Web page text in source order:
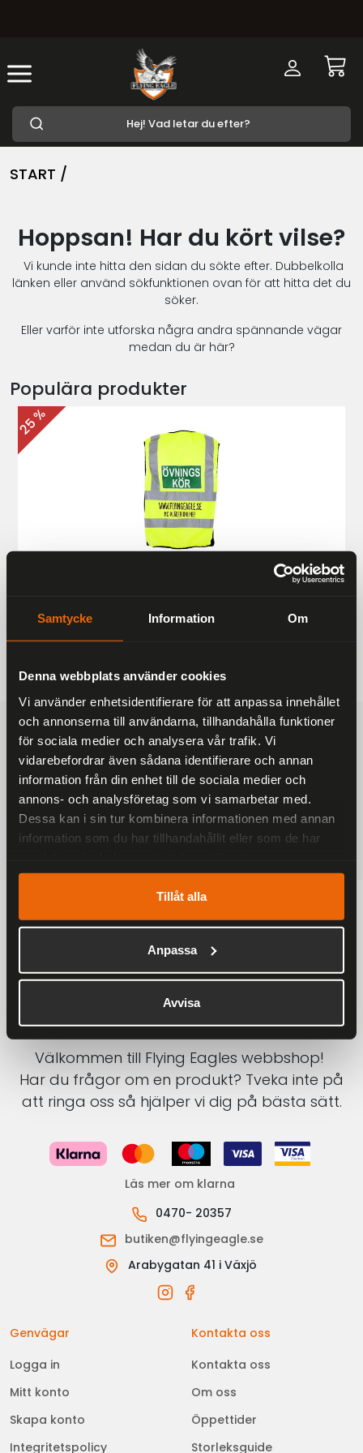
Samtycke Information Om
Denna webbplats använder cookies
Vi använder enhetsidentifierare för att anpassa innehållet
och annonserna till användarna, tillhandahålla funktioner
för sociala medier och analysera vår trafik. Vi
vidarebefordrar även sådana identifierare och annan
information från din enhet till de sociala medier och
annons- och analysföretag som vi samarbetar med.
Dessa kan i sin tur kombinera informationen med annan
information som du har tillhandahållit eller som de har
Tillåt alla
Anpassa
Avvisa
START /
Hoppsan! Har du kört vilse?
Vi kunde inte hitta den sidan du sökte efter. Dubbelkolla
länken eller använd sökfunktionen ovan för att hitta det du
söker.
Eller varför inte utforska några andra spännande vägar
medan du är här?
Populära produkter
25 %
187 kr
249 kr
FRAKTFRITT
På alla ordrar över 2000 kr
1-3 DAGAR LEVERANS
Inom Sverige med DHL
SÄKRA BETALNINGAR
Betalkort, Klarna eller Swish
Välkommen till Flying Eagles webbshop!
Har du frågor om en produkt? Tveka inte på
att ringa oss så hjälper vi dig på bästa sätt.
Läs mer om klarna
0470- 20357
butiken@flyingeagle.se
Arabygatan 41 i Växjö
Genvägar
Logga in
Mitt konto
Skapa konto
Integritetspolicy
Kontakta oss
Kontakta oss
Om oss
Öppettider
Storleksguide